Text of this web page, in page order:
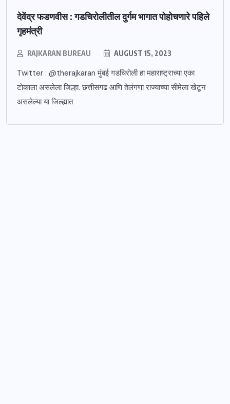
देवेंद्र फडणवीस : गडचिरोलीतील दुर्गम भागात पोहोचणारे पहिले
गृहमंत्री
RAJKARAN BUREAU AUGUST 15, 2023
Twitter : @therajkaran मुंबई गडचिरोली हा महाराष्ट्राच्या एका
टोकाला असलेला जिल्हा. छत्तीसगढ आणि तेलंगणा राज्याच्या सीमेला खेटून
असलेल्या या जिल्ह्यात